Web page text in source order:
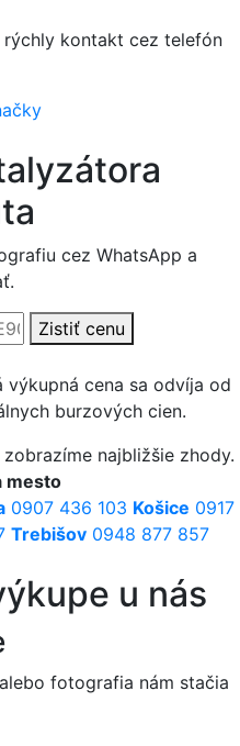
kontakt cez telefón
cez WhatsApp a
autaZistiť cenu
výkupná cena sa odvíja od
burzových cien.
najbližšie zhody.
mesto
0907 436 103 Košice 0917
Trebišov 0948 877 857
u nás
fotografia nám stačia